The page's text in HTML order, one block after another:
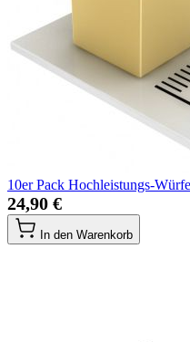
10er Pack Hochleistungs-
24,90 €
In den Warenkorb